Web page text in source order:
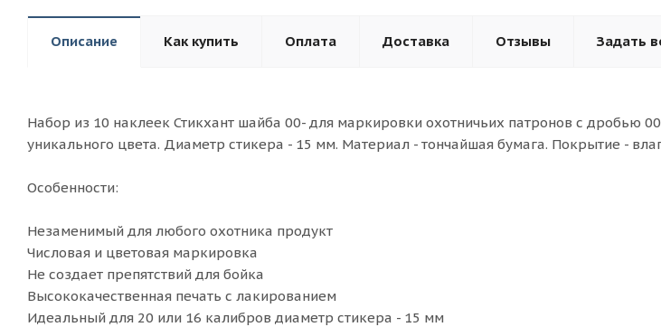
Описание Как купить Оплата Доставка Отзывы Задать
Набор из 10 наклеек Стикхант шайба 00- для маркировки охотничьих патронов с дробью
уникального цвета. Диаметр стикера - 15 мм. Материал - тончайшая бумага. Покрытие -
Особенности:
Незаменимый для любого охотника продукт
Числовая и цветовая маркировка
Не создает препятствий для бойка
Высококачественная печать с лакированием
Идеальный для 20 или 16 калибров диаметр стикера - 15 мм